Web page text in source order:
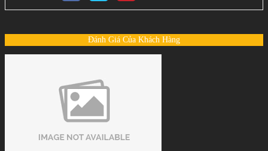
Đánh Giá Của Khách Hàng